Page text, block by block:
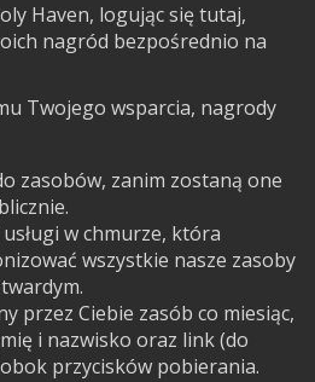
Haven, logując się tutaj,
nagród bezpośrednio na
Twojego wsparcia, nagrody
zasobów, zanim zostaną one
w chmurze, która
wszystkie nasze zasoby
przez Ciebie zasób co miesiąc,
i nazwisko oraz link (do
przycisków pobierania.